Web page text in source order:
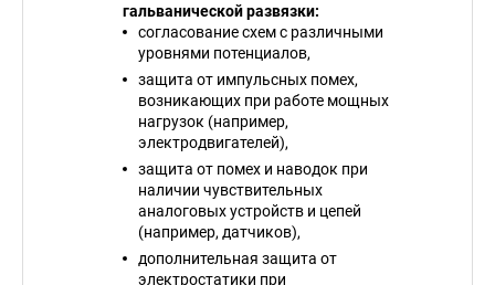
гальванической развязки:
согласование схем с различными
уровнями потенциалов,
защита от импульсных помех,
возникающих при работе мощных
нагрузок (например,
электродвигателей),
защита от помех и наводок при
наличии чувствительных
аналоговых устройств и цепей
(например, датчиков),
дополнительная защита от
электростатики при